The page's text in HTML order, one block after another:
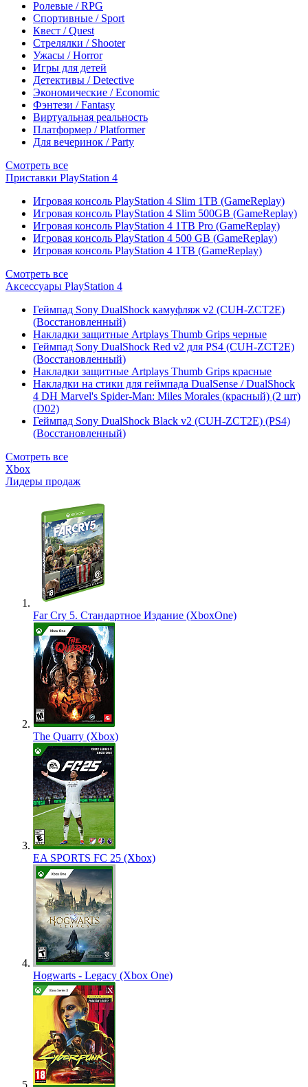
Ролевые / RPG
Спортивные / Sport
Квест / Quest
Стрелялки / Shooter
Ужасы / Horror
Игры для детей
Детективы / Detective
Экономические / Economic
Фэнтези / Fantasy
Виртуальная реальность
Платформер / Platformer
Для вечеринок / Party
Смотреть все
Приставки PlayStation 4
Игровая консоль PlayStation 4 Slim 1TB (GameReplay)
Игровая консоль PlayStation 4 Slim 500GB (GameReplay)
Игровая консоль PlayStation 4 1TB Pro (GameReplay)
Игровая консоль PlayStation 4 500 GB (GameReplay)
Игровая консоль PlayStation 4 1TB (GameReplay)
Смотреть все
Аксессуары PlayStation 4
Геймпад Sony DualShock камуфляж v2 (CUH-ZCT2E)
(Восстановленный)
Накладки защитные Artplays Thumb Grips черные
Геймпад Sony DualShock Red v2 для PS4 (CUH-ZCT2E)
(Восстановленный)
Накладки защитные Artplays Thumb Grips красные
Накладки на стики для геймпада DualSense / DualShock
4 DH Marvel's Spider-Man: Miles Morales (красный) (2 шт)
(D02)
Геймпад Sony DualShock Black v2 (CUH-ZCT2E) (PS4)
(Восстановленный)
Смотреть все
Xbox
Лидеры продаж
Far Cry 5. Стандартное Издание (XboxOne)
The Quarry (Xbox)
EA SPORTS FC 25 (Xbox)
Hogwarts - Legacy (Xbox One)